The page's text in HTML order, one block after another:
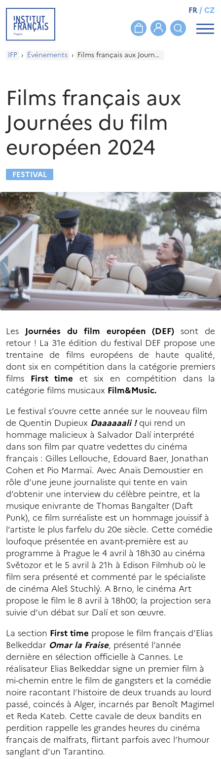
FR/CZ
IFP › Événements › Films français aux Journées du film européen 2024
Films français aux
Journées du film
européen 2024
FESTIVAL
LesJournées du film européen (DEF) sont de
retour ! La 31e édition du festival DEF propose une
trentaine de films européens de haute qualité,
dont six en compétition dans la catégorie premiers
films First time et six en compétition dans la
catégorie films musicaux Film&Music.
Le festival s’ouvre cette année sur le nouveau film
de Quentin Dupieux Daaaaaali !qui rend un
hommage malicieux à Salvador Dalí interprété
dans son film par quatre vedettes du cinéma
français : Gilles Lellouche, Edouard Baer, Jonathan
Cohen et Pio Marmaï. Avec Anaïs Demoustier en
rôle d’une jeune journaliste qui tente en vain
d’obtenir une interview du célèbre peintre, et la
musique enivrante de Thomas Bangalter (Daft
Punk), ce film surréaliste est un hommage jouissif à
l’artiste le plus farfelu du 20e siècle. Cette comédie
loufoque présentée en avant-première est au
programme à Prague le 4 avril à 18h30 au cinéma
Světozor et le 5 avril à 21h à Edison Filmhub où le
film sera présenté et commenté par le spécialiste
de cinéma Aleš Stuchlý. A Brno, le cinéma Art
propose le film le 8 avril à 18h00; la projection sera
suivie d’un débat sur Dalí et son œuvre.
La section First time propose le film français d’Elias
Belkeddar Omar la Fraise, présenté l’année
dernière en sélection officielle à Cannes. Le
réalisateur Elias Belkeddar signe un premier film à
mi-chemin entre le film de gangsters et la comédie
noire racontant l’histoire de deux truands au lourd
passé, coincés à Alger, incarnés par Benoît Magimel
et Reda Kateb. Cette cavale de deux bandits en
perdition rappelle les grandes heures du cinéma
français de malfrats, flirtant parfois avec l’humour
sanglant d’un Tarantino.